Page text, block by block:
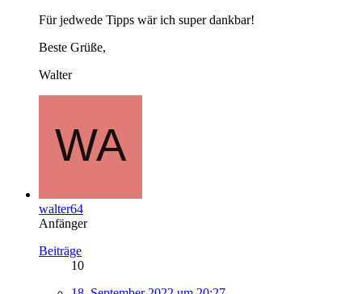
Für jedwede Tipps wär ich super dankbar!
Beste Grüße,
Walter
walter64
Anfänger
Beiträge
10